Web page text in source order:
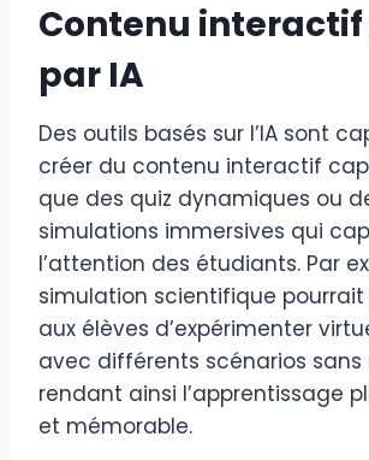
Contenu interactif
par IA
Des outils basés sur l’IA sont
créer du contenu interactif
que des quiz dynamiques ou
simulations immersives qui
l’attention des étudiants. Par
simulation scientifique
aux élèves d’expérimenter
avec différents scénarios sans
rendant ainsi l’apprentissage
et mémorable.